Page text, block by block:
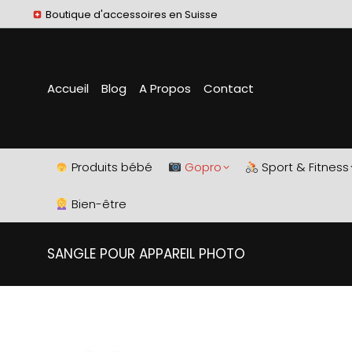
Boutique d'accessoires en Suisse
Accueil Blog A Propos Contact
Produits bébé Gopro Sport & Fitness
Bien-être
SANGLE POUR APPAREIL PHOTO